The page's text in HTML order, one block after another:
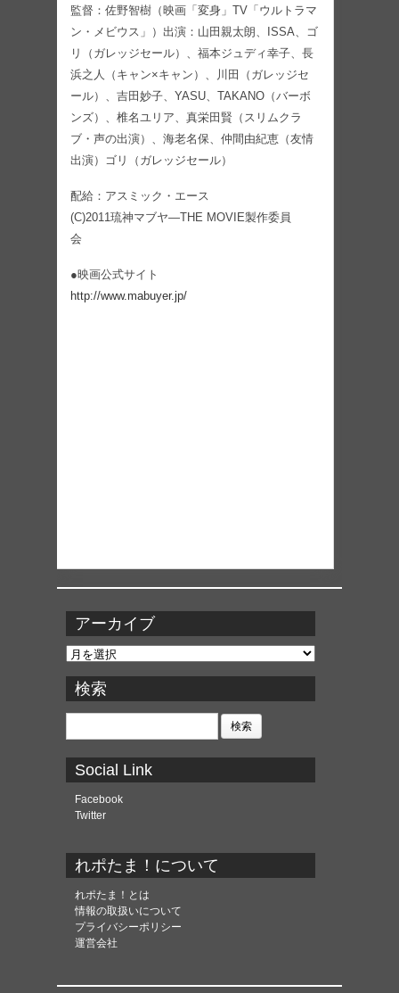
監督：佐野智樹（映画「変身」TV「ウルトラマ
ン・メビウス」）出演：山田親太朗、ISSA、ゴ
リ（ガレッジセール）、福本ジュディ幸子、長
浜之人（キャン×キャン）、川田（ガレッジセ
ール）、吉田妙子、YASU、TAKANO（バーボ
ンズ）、椎名ユリア、真栄田賢（スリムクラ
ブ・声の出演）、海老名保、仲間由紀恵（友情
出演）ゴリ（ガレッジセール）
配給：アスミック・エース
(C)2011琉神マブヤ―THE MOVIE製作委員
会
●映画公式サイト
http://www.mabuyer.jp/
アーカイブ
ア
カ
イ
ブ
検索
検
Social Link
Facebook
Twitter
れポたま！について
れポたま！とは
情報の取扱いについて
プライバシーポリシー
運営会社